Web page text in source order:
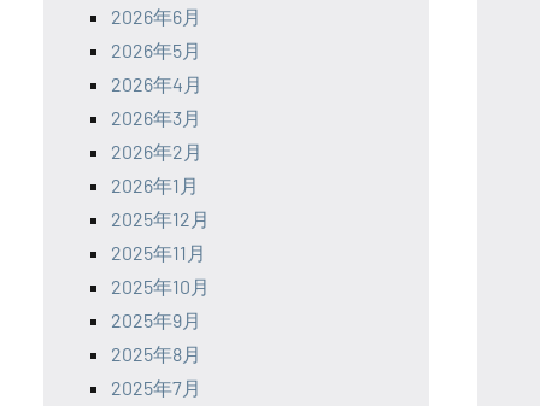
2026年6月
2026年5月
2026年4月
2026年3月
2026年2月
2026年1月
2025年12月
2025年11月
2025年10月
2025年9月
2025年8月
2025年7月